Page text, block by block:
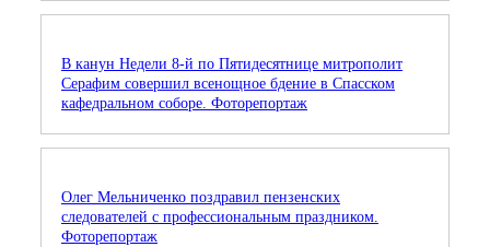
В канун Недели 8-й по Пятидесятнице митрополит
Серафим совершил всенощное бдение в Спасском
кафедральном соборе. Фоторепортаж
Олег Мельниченко поздравил пензенских
следователей с профессиональным праздником.
Фоторепортаж